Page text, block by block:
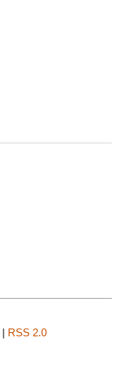
| RSS 2.0